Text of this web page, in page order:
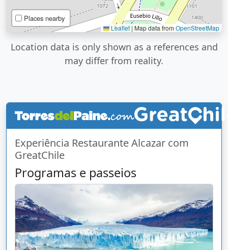
Places nearby
Leaflet | Map data fromOpenStreetMap
Location data is only shown as a references and
may differ from reality.
Experiência Restaurante Alcazar com
GreatChile
Programas e passeios